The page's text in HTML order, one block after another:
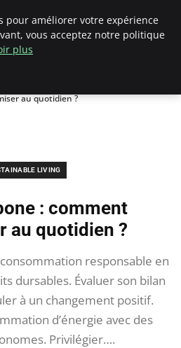
au quotidien ?
LIVING
: comment
au quotidien ?
responsable en
dursables. Évaluer son bilan
à un changement positif.
d’énergie avec des
Privilégier….
pour améliorer votre expérience
vous acceptez notre politique
plus